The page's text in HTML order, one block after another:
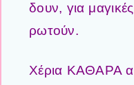
δουν, για
ρωτούν.
Χέρια ΚΑΘΑΡΑ